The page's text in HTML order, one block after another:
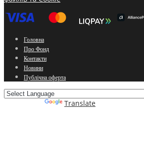
Головна
Про Фонд
Контакти
Новини
Публічна оферта
Translate